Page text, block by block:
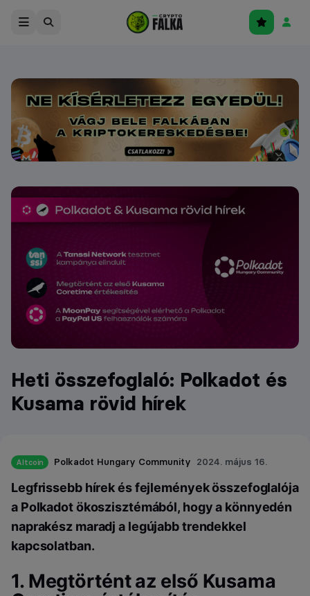
Heti összefoglaló: Polkadot és
Kusama rövid hírek
Altcoin Polkadot Hungary Community 2024. május 16.
Legfrissebb hírek és fejlemények összefoglalója
a Polkadot ökoszisztémából, hogy a könnyedén
naprakész maradj a legújabb trendekkel
kapcsolatban.
1. Megtörtént az első Kusama